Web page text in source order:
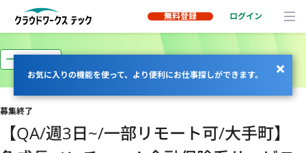
無料登録 ログイン
お気に入りの機能を使って、より便利にお仕事探しができます。
一部リモート
募集終了
【QA/週3日~/一部リモート可/大手町】